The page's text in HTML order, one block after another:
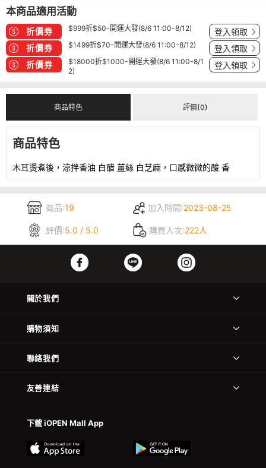
本商品適用活動
折價券 $999折$50-開運大發(8/6 11:00-8/12) 登入領取
折價券 $1499折$70-開運大發(8/6 11:00-8/12) 登入領取
折價券
$18000折$1000-開運大發(8/6 11:00-8/1
2)
登入領取
商品特色 評價(0)
商品特色
木耳燙煮後，涼拌香油 白醋 薑絲 白芝麻，口感微微的酸 香
商品:19 加入時間:2023-08-25
評價:5.0 / 5.0 購買人次:222人
關於我們
購物須知
聯絡我們
友善連結
下載 iOPEN Mall App